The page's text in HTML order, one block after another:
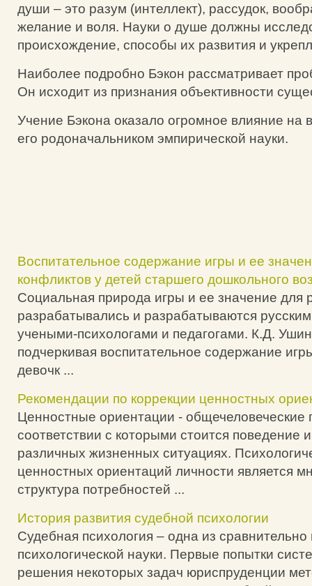
души – это разум (интеллект), рассудок,
желание и воля. Науки о душе должны
происхождение, способы их развития и
Наиболее подробно Бэкон рассматривает
Он исходит из признания объективности
Учение Бэкона оказало огромное влияние на
его родоначальником эмпирической науки.
Воспитательное содержание игры и ее
конфликтов у детей старшего дошкольного
Социальная природа игры и ее значение для
разрабатывались и разрабатываются
учеными-психологами и педагогами. К.Д.
подчеркивая воспитательное содержание
девочк ...
Рекомендации по коррекции ценностных
Ценностные ориентации - общечеловеческие
соответствии с которыми стоится поведение
различных жизненных ситуациях.
ценностных ориентаций личности является
структура потребностей ...
История развития судебной психологии
Судебная психология – одна из
психологической науки. Первые попытки
решения некоторых задач юриспруденции